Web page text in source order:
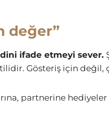
değer”
ifade etmeyi sever.
Gösteriş için değil,
partnerine